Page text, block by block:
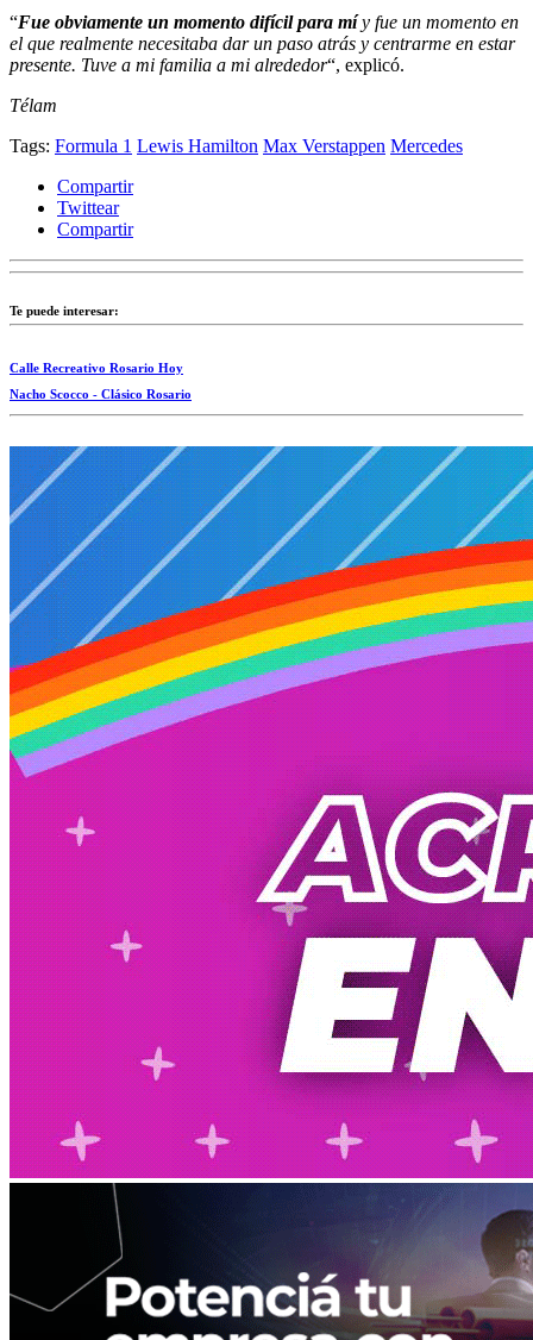
“Fue obviamente un momento difícil para míy fue un momento en
el que realmente necesitaba dar un paso atrás y centrarme en estar
presente. Tuve a mi familia a mi alrededor“, explicó.
Télam
Tags: Formula 1 Lewis Hamilton Max Verstappen Mercedes
Compartir
Twittear
Compartir
Te puede interesar:
Calle Recreativo Rosario Hoy
Nacho Scocco - Clásico Rosario